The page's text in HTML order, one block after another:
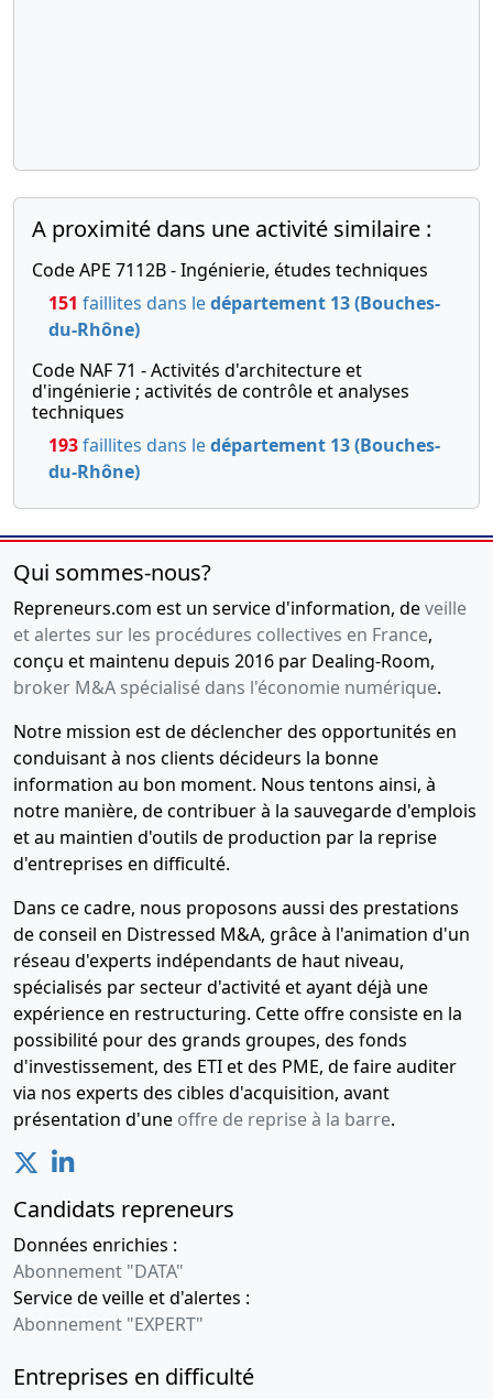
A proximité dans une activité similaire :
Code APE 7112B - Ingénierie, études techniques
151 faillites dans ledépartement 13 (Bouches-
du-Rhône)
Code NAF 71 - Activités d'architecture et
d'ingénierie ; activités de contrôle et analyses
techniques
193faillites dans ledépartement 13 (Bouches-
du-Rhône)
Qui sommes-nous?
Repreneurs.com est un service d'information, deveille
et alertes sur les procédures collectives en France,
conçu et maintenu depuis 2016 par Dealing-Room,
broker M&A spécialisé dans l'économie numérique.
Notre mission est de déclencher des opportunités en
conduisant à nos clients décideurs la bonne
information au bon moment. Nous tentons ainsi, à
notre manière, de contribuer à la sauvegarde d'emplois
et au maintien d'outils de production par la reprise
d'entreprises en difficulté.
Dans ce cadre, nous proposons aussi des prestations
de conseil en Distressed M&A, grâce à l'animation d'un
réseau d'experts indépendants de haut niveau,
spécialisés par secteur d'activité et ayant déjà une
expérience en restructuring. Cette offre consiste en la
possibilité pour des grands groupes, des fonds
d'investissement, des ETI et des PME, de faire auditer
via nos experts des cibles d'acquisition, avant
présentation d'une offre de reprise à la barre.
Candidats repreneurs
Données enrichies :
Abonnement "DATA"
Service de veille et d'alertes :
Abonnement "EXPERT"
Entreprises en difficulté